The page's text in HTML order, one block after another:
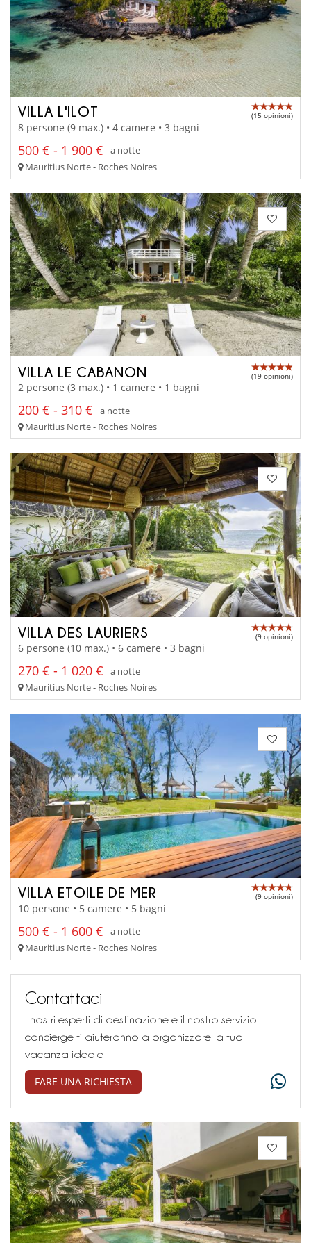
VILLA L'ILOT (15 opinioni)
8 persone (9 max.) • 4 camere • 3 bagni
500 € - 1 900 €
a notte
Mauritius Norte - Roches Noires
VILLA LE CABANON (19 opinioni)
2 persone (3 max.) • 1 camere • 1 bagni
200 € - 310 €
a notte
Mauritius Norte - Roches Noires
VILLA DES LAURIERS (9 opinioni)
6 persone (10 max.) • 6 camere • 3 bagni
270 € - 1 020 €
a notte
Mauritius Norte - Roches Noires
VILLA ETOILE DE MER (9 opinioni)
10 persone • 5 camere • 5 bagni
500 € - 1 600 €
a notte
Mauritius Norte - Roches Noires
Contattaci
I nostri esperti di destinazione e il nostro servizio
concierge ti aiuteranno a organizzare la tua
vacanza ideale
FARE UNA RICHIESTA